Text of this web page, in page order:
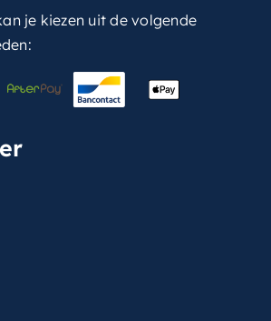
je kiezen uit de volgende